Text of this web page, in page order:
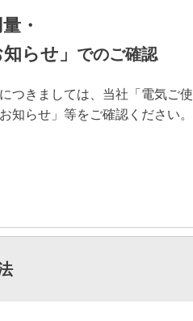
・
らせ」 でのご確認
つきましては、当社「電気ご使
知らせ」等をご確認ください。